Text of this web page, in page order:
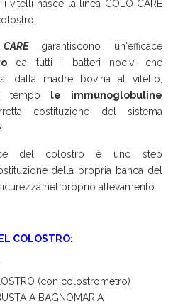
vitelli nasce la linea COLO CARE
CARE garantiscono un'efficace
da tutti i batteri nocivi che
dalla madre bovina al vitello,
tempo
le immunoglobuline
costituzione del sistema
del colostro è uno step
della propria banca del
nel proprio allevamento.
COLOSTRO:
(con colostrometro)
A BAGNOMARIA